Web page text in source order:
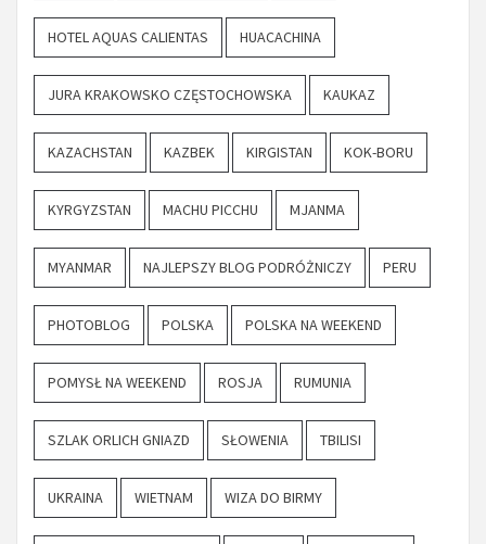
HOTEL AQUAS CALIENTAS HUACACHINA
JURA KRAKOWSKO CZĘSTOCHOWSKA KAUKAZ
KAZACHSTAN KAZBEK KIRGISTAN KOK-BORU
KYRGYZSTAN MACHU PICCHU MJANMA
MYANMAR NAJLEPSZY BLOG PODRÓŻNICZY PERU
PHOTOBLOG POLSKA POLSKA NA WEEKEND
POMYSŁ NA WEEKEND ROSJA RUMUNIA
SZLAK ORLICH GNIAZD SŁOWENIA TBILISI
UKRAINA WIETNAM WIZA DO BIRMY